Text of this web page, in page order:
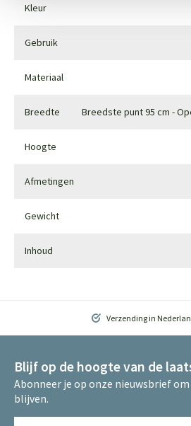
Kleur
Gebruik
Materiaal
Breedte Breedste punt 95 cm -
Hoogte
Afmetingen
Gewicht
Inhoud
Verzending in
Blijf op de hoogte van de
Abonneer je op onze nieuwsbrief
blijven.